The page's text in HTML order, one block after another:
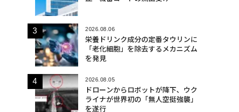
2026.08.06
栄養ドリンク成分の定番タウリンに
「老化細胞」を除去するメカニズム
を発見
2026.08.05
ドローンからロボットが降下、ウク
ライナが世界初の「無人空挺強襲」
を遂行